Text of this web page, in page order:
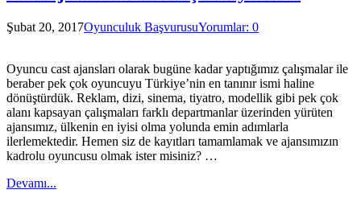
Şubat 20, 2017Oyunculuk BaşvurusuYorumlar: 0
Oyuncu cast ajansları olarak bugüne kadar yaptığımız çalışmalar ile
beraber pek çok oyuncuyu Türkiye’nin en tanınır ismi haline
dönüştürdük. Reklam, dizi, sinema, tiyatro, modellik gibi pek çok
alanı kapsayan çalışmaları farklı departmanlar üzerinden yürüten
ajansımız, ülkenin en iyisi olma yolunda emin adımlarla
ilerlemektedir. Hemen siz de kayıtları tamamlamak ve ajansımızın
kadrolu oyuncusu olmak ister misiniz? …
Devamı...